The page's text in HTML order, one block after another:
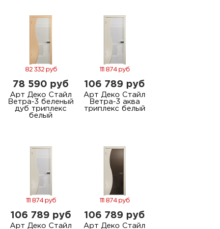
82 332 руб
78 590 руб
Арт Деко Стайл
Ветра-3 беленый
дуб триплекс
белый
111 874 руб
106 789 руб
Арт Деко Стайл
Ветра-3 аква
триплекс белый
111 874 руб
106 789 руб
Арт Деко Стайл
111 874 руб
106 789 руб
Арт Деко Стайл